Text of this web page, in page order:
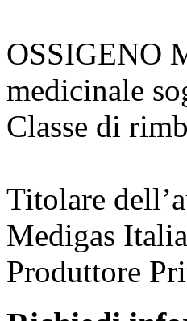
OSSIGENO
medicinale
Classe di
Titolare
Medigas
Produttore